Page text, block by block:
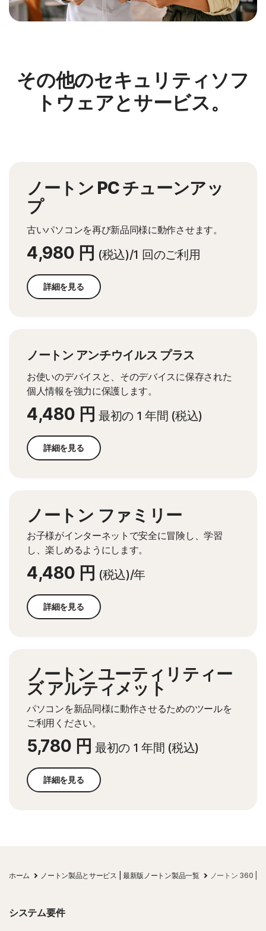
その他のセキュリティソフ
トウェアとサービス。
ノートン PCチューンアッ
プ
古いパソコンを再び新品同様に動作させます。
4,980 円 (税込)/1 回のご利用
詳細を見る
ノートン アンチウイルス プラス
お使いのデバイスと、そのデバイスに保存された
個人情報を強力に保護します。
4,480 円 最初の 1 年間 (税込)
詳細を見る
ノートン ファミリー
お子様がインターネットで安全に冒険し、学習
し、楽しめるようにします。
4,480 円 (税込)/年
詳細を見る
ノートン ユーティリティー
ズ アルティメット
パソコンを新品同様に動作させるためのツールを
ご利用ください。
5,780 円 最初の 1 年間 (税込)
詳細を見る
ホーム ノートン製品とサービス | 最新版ノートン製品一覧 ノートン 360 |
システム要件